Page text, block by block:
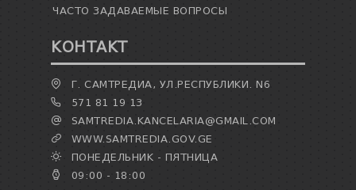
ЧАСТО ЗАДАВАЕМЫЕ ВОПРОСЫ
КОНТАКТ
Г. САМТРЕДИА, УЛ.РЕСПУБЛИКИ. N6
571 81 19 13
SAMTREDIA.KANCELARIA@GMAIL.COM
WWW.SAMTREDIA.GOV.GE
ПОНЕДЕЛЬНИК - ПЯТНИЦА
09:00 - 18:00